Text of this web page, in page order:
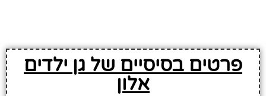
פרטים בסיסיים של גן ילדים
אלון